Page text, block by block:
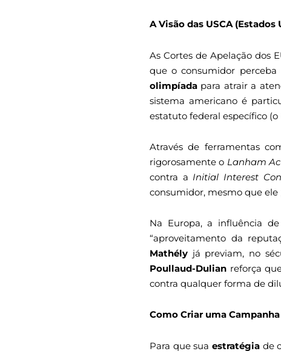
A Visão das USCA (Estados
As Cortes de Apelação dos
que o consumidor
olimpíada para atrair a
sistema americano é
estatuto federal específico (o
Através de ferramentas
rigorosamente o Lanham
contra a Initial Interest
consumidor, mesmo que
Na Europa, a influência de
“aproveitamento da
Mathély já previam, no
Poullaud-Dulian reforça
contra qualquer forma de
Como Criar uma
Para que suaestratégia de